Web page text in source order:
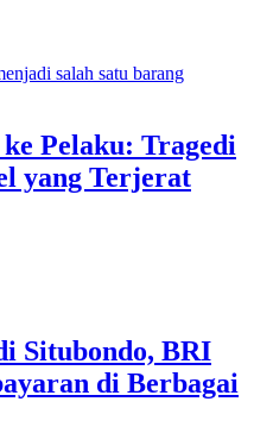
Pelaku: Tragedi
yang Terjerat
Situbondo, BRI
di Berbagai